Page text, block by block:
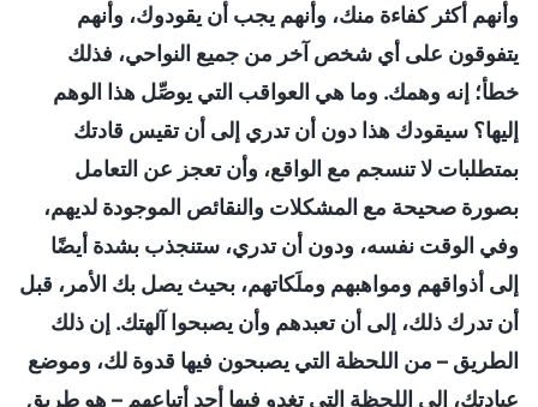
وأنهم أكثر كفاءة منك، وأنهم يجب أن يقودوك، وأنهم
يتفوقون على أي شخص آخر من جميع النواحي، فذلك
خطأ؛ إنه وهمك. وما هي العواقب التي يوصِّل هذا الوهم
إليها؟ سيقودك هذا دون أن تدري إلى أن تقيس قادتك
بمتطلبات لا تنسجم مع الواقع، وأن تعجز عن التعامل
بصورة صحيحة مع المشكلات والنقائص الموجودة لديهم،
وفي الوقت نفسه، ودون أن تدري، ستنجذب بشدة أيضًا
إلى أذواقهم ومواهبهم وملَكاتهم، بحيث يصل بك الأمر، قبل
أن تدرك ذلك، إلى أن تعبدهم وأن يصبحوا آلهتك. إن ذلك
الطريق – من اللحظة التي يصبحون فيها قدوة لك، وموضع
عبادتك، إلى اللحظة التي تغدو فيها أحد أتباعهم – هو طريق